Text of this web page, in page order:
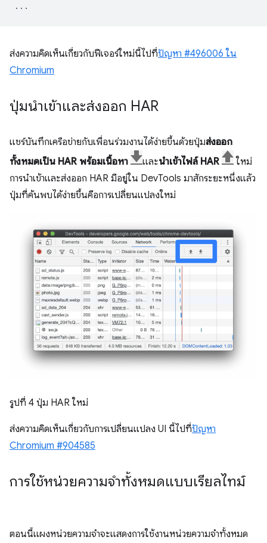
...
ส่งความคิดเห็นเกี่ยวกับฟีเจอร์ใหม่นี้ไปที่ปัญหา #496006 ใน
Chromium
ปุ่มนำเข้าและส่งออก HAR
แชร์บันทึกเครือข่ายกับเพื่อนร่วมงานได้ง่ายขึ้นด้วยปุ่มส่งออก
ทั้งหมดเป็น HAR พร้อมเนื้อหา
และนำเข้าไฟล์ HAR
ใหม่
การนำเข้าและส่งออก HAR มีอยู่ใน DevTools มาสักระยะหนึ่งแล้ว
ปุ่มที่ค้นพบได้ง่ายขึ้นคือการเปลี่ยนแปลงใหม่
รูปที่ 4 ปุ่ม HAR ใหม่
ส่งความคิดเห็นเกี่ยวกับการเปลี่ยนแปลง UI นี้ไปที่ปัญหา
Chromium #904585
การใช้หน่วยความจำทั้งหมดแบบเรียลไทม์
ตอนนี้แผงหน่วยความจำจะแสดงการใช้งานหน่วยความจำทั้งหมด